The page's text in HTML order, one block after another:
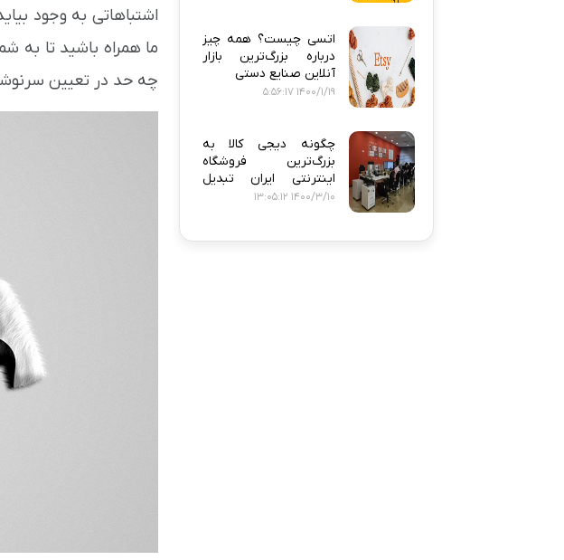
اشتباهاتی به وجود
ما همراه باشید تا به
چه حد در تعیین
اتسی چیست؟ همه‌ چیز
درباره بزرگ‌ترین بازار
آنلاین صنایع دستی
1400/1/19 5:56:17
چگونه دیجی‌ کالا به
بزرگ‌ترین فروشگاه
اینترنتی ایران تبدیل
شد؟
1400/3/10 13:05:12